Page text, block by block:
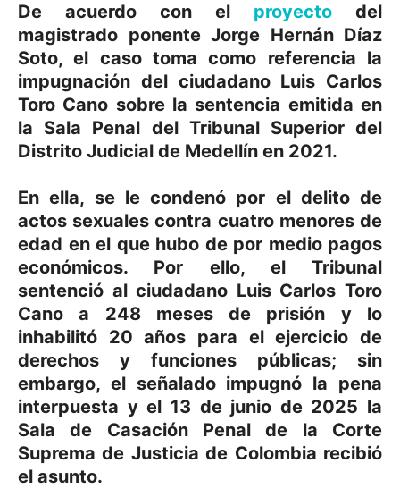
De acuerdo con el proyecto del
magistrado ponente Jorge Hernán Díaz
Soto, el caso toma como referencia la
impugnación del ciudadano Luis Carlos
Toro Cano sobre la sentencia emitida en
la Sala Penal del Tribunal Superior del
Distrito Judicial de Medellín en 2021.
En ella, se le condenó por el delito de
actos sexuales contra cuatro menores de
edad en el que hubo de por medio pagos
económicos. Por ello, el Tribunal
sentenció al ciudadano Luis Carlos Toro
Cano a 248 meses de prisión y lo
inhabilitó 20 años para el ejercicio de
derechos y funciones públicas; sin
embargo, el señalado impugnó la pena
interpuesta y el 13 de junio de 2025 la
Sala de Casación Penal de la Corte
Suprema de Justicia de Colombia recibió
el asunto.